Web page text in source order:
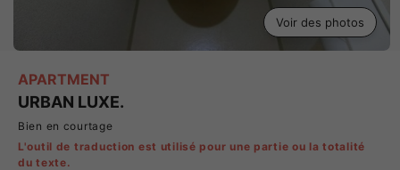
Voir des photos
APARTMENT
URBAN LUXE.
Bien en courtage
L'outil de traduction est utilisé pour une partie ou la totalité
du texte.